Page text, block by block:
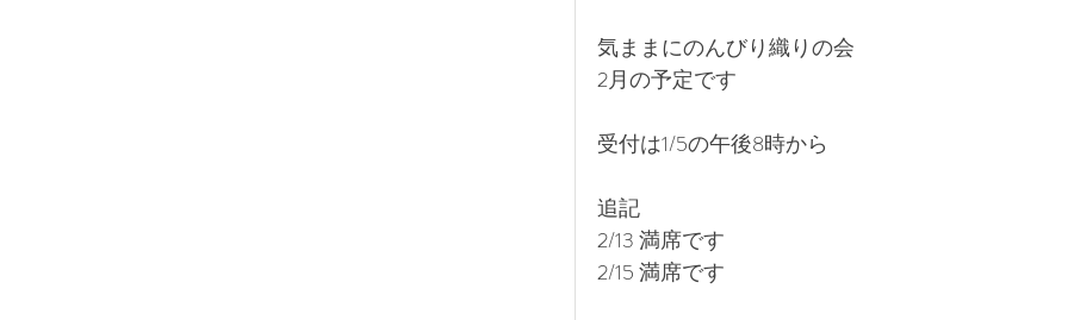
気ままにのんびり織りの会
2月の予定です
受付は1/5の午後8時から
追記
2/13 満席です
2/15 満席です